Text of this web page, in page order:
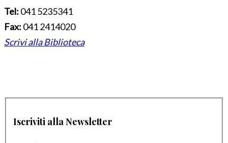
Tel: 041 5235341
Fax: 041 2414020
Scrivi alla Biblioteca
Iscriviti alla Newsletter